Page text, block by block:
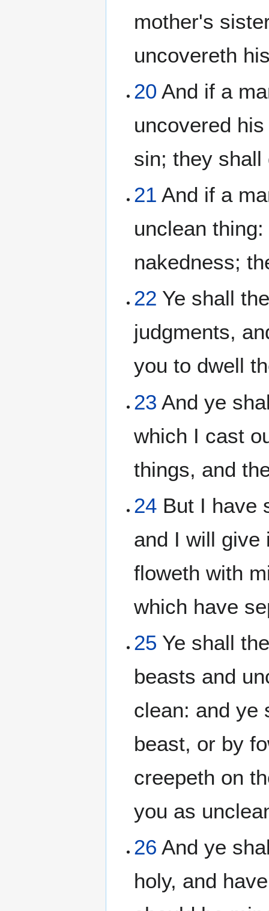
mother's
uncovereth
20 And if a
uncovered
sin; they
21 And if a
unclean
nakedness;
22 Ye shall
judgments,
you to dwell
23 And ye
which I cast
things, and
24 But I have
and I will give
floweth with
which have
25 Ye shall
beasts and
clean: and ye
beast, or by
creepeth on
you as
26 And ye
holy, and